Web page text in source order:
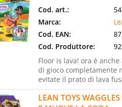
Cod. art.:
Marca:
Cod. EAN:
Cod. Produttore:
Floor is lava! ora è
di gioco completamente
evitate il prato di lava
LEAN TOYS